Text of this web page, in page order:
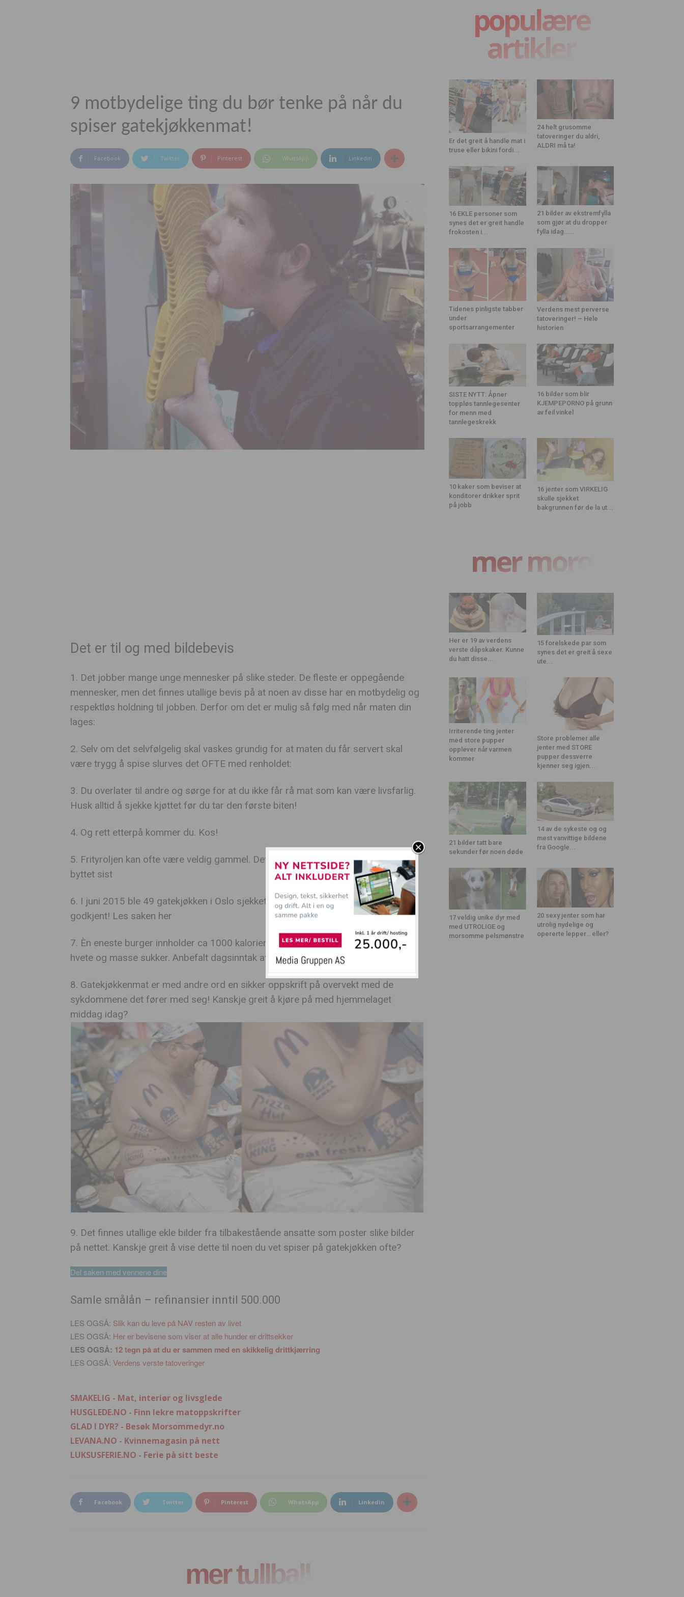
9 motbydelige ting du bør tenke på når du
spiser gatekjøkkenmat!
Facebook Twitter Pinterest WhatsApp Linkedin
Det er til og med bildebevis
1. Det jobber mange unge mennesker på slike steder. De fleste er oppegående
mennesker, men det finnes utallige bevis på at noen av disse har en motbydelig og
respektløs holdning til jobben. Derfor om det er mulig så følg med når maten din
lages:
2. Selv om det selvfølgelig skal vaskes grundig for at maten du får servert skal
være trygg å spise slurves det OFTE med renholdet:
3. Du overlater til andre og sørge for at du ikke får rå mat som kan være livsfarlig.
Husk alltid å sjekke kjøttet før du tar den første biten!
4. Og rett etterpå kommer du. Kos!
5. Frityroljen kan ofte være veldig gammel. Det er lov å spørre når frityroljen ble
byttet sist
6. I juni 2015 ble 49 gatekjøkken i Oslo sjekket av mattilsynet. Kun 14 av disse fikk
godkjent! Les saken her
7. Èn eneste burger innholder ca 1000 kalorier. Dette inkluderer bearbeidet kjøtt,
hvete og masse sukker. Anbefalt dagsinntak av kalorier er 2000-2500
8. Gatekjøkkenmat er med andre ord en sikker oppskrift på overvekt med de
sykdommene det fører med seg! Kanskje greit å kjøre på med hjemmelaget
middag idag?
9. Det finnes utallige ekle bilder fra tilbakestående ansatte som poster slike bilder
på nettet. Kanskje greit å vise dette til noen du vet spiser på gatekjøkken ofte?
Del saken med vennene dine
Samle smålån – refinansier inntil 500.000
LES OGSÅ: Slik kan du leve på NAV resten av livet
LES OGSÅ: Her er bevisene som viser at alle hunder er drittsekker
LES OGSÅ: 12 tegn på at du er sammen med en skikkelig drittkjærring
LES OGSÅ: Verdens verste tatoveringer
SMAKELIG - Mat, interiør og livsglede
HUSGLEDE.NO - Finn lekre matoppskrifter
GLAD I DYR? - Besøk Morsommedyr.no
LEVANA.NO - Kvinnemagasin på nett
LUKSUSFERIE.NO - Ferie på sitt beste
Facebook Twitter Pinterest WhatsApp Linkedin
mer tullball
populære
artikler
Er det greit å handle mat i
truse eller bikini fordi...
24 helt grusomme
tatoveringer du aldri,
ALDRI må ta!
16 EKLE personer som
synes det er greit handle
frokosten i...
21 bilder av ekstremfylla
som gjør at du dropper
fylla idag.....
Tidenes pinligste tabber
under
sportsarrangementer
Verdens mest perverse
tatoveringer! – Hele
historien
SISTE NYTT: Åpner
toppløs tannlegesenter
for menn med
tannlegeskrekk
16 bilder som blir
KJEMPEPORNO på grunn
av feil vinkel
10 kaker som beviser at
konditorer drikker sprit
på jobb
16 jenter som VIRKELIG
skulle sjekket
bakgrunnen før de la ut...
mer moro
Her er 19 av verdens
verste dåpskaker. Kunne
du hatt disse...
15 forelskede par som
synes det er greit å sexe
ute...
Irriterende ting jenter
med store pupper
opplever når varmen
kommer
Store problemer alle
jenter med STORE
pupper dessverre
kjenner seg igjen...
21 bilder tatt bare
sekunder før noen døde
14 av de sykeste og og
mest vanvittige bildene
fra Google...
17 veldig unike dyr med
med UTROLIGE og
morsomme pelsmønstre
20 sexy jenter som har
utrolig nydelige og
opererte lepper… eller?